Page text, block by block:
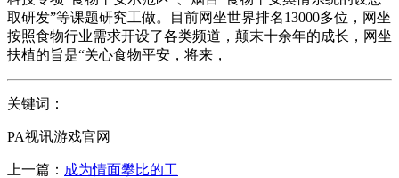
取研发”等课题研究工做。目前网坐世界排名13000多位，网坐
按照食物行业需求开设了各类频道，颠末十余年的成长，网坐
扶植的旨是“关心食物平安，将来，
关键词：
PA视讯游戏官网
上一篇： 成为情面攀比的工